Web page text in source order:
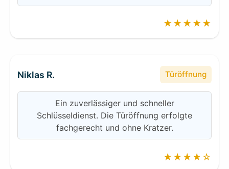
★★★★★
Niklas R. Türöffnung
Ein zuverlässiger und schneller
Schlüsseldienst. Die Türöffnung erfolgte
fachgerecht und ohne Kratzer.
★★★★☆